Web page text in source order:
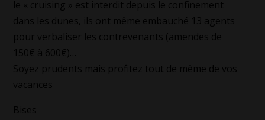
le « cruising » est interdit depuis le confinement
dans les dunes, ils ont même embauché 13 agents
pour verbaliser les contrevenants (amendes de
150€ à 600€)…
Soyez prudents mais profitez tout de même de vos
vacances
Bises